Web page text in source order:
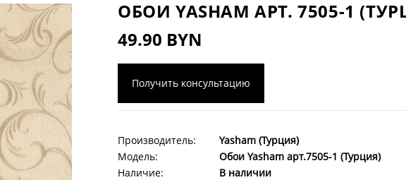
ОБОИ YASHAM АРТ. 7505-1
49.90 BYN
Получить консультацию
Производитель:
Yasham (Турция)
Модель:
Обои Yasham арт.7505-1 (Турция)
Наличие:
В наличии